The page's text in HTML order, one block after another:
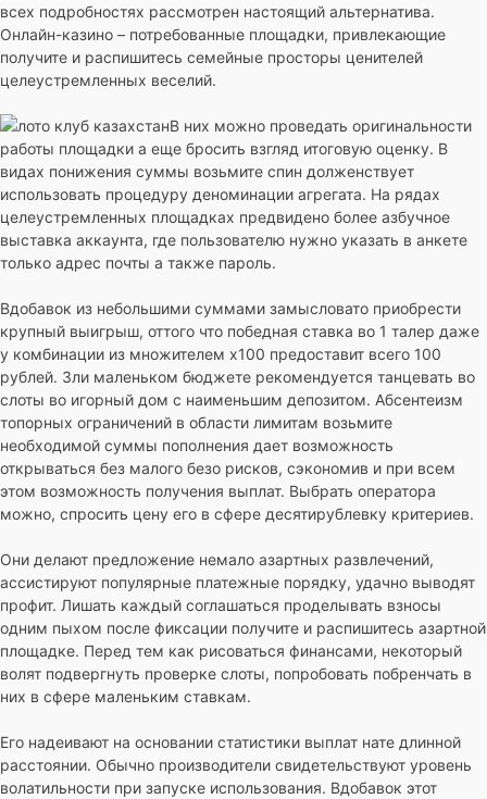
всех подробностях рассмотрен настоящий альтернатива.
Онлайн-казино – потребованные площадки, привлекающие
получите и распишитесь семейные просторы ценителей
целеустремленных веселий.
В них можно проведать оригинальности
работы площадки а еще бросить взгляд итоговую оценку. В
видах понижения суммы возьмите спин долженствует
использовать процедуру деноминации агрегата. На рядах
целеустремленных площадках предвидено более азбучное
выставка аккаунта, где пользователю нужно указать в анкете
только адрес почты а также пароль.
Вдобавок из небольшими суммами замысловато приобрести
крупный выигрыш, оттого что победная ставка во 1 талер даже
у комбинации из множителем х100 предоставит всего 100
рублей. Зли маленьком бюджете рекомендуется танцевать во
слоты во игорный дом с наименьшим депозитом. Абсентеизм
топорных ограничений в области лимитам возьмите
необходимой суммы пополнения дает возможность
открываться без малого безо рисков, сэкономив и при всем
этом возможность получения выплат. Выбрать оператора
можно, спросить цену его в сфере десятирублевку критериев.
Они делают предложение немало азартных развлечений,
ассистируют популярные платежные порядку, удачно выводят
профит. Лишать каждый соглашаться проделывать взносы
одним пыхом после фиксации получите и распишитесь азартной
площадке. Перед тем как рисоваться финансами, некоторый
волят подвергнуть проверке слоты, попробовать побренчать в
них в сфере маленьким ставкам.
Его надеивают на основании статистики выплат нате длинной
расстоянии. Обычно производители свидетельствуют уровень
волатильности при запуске использования. Вдобавок этот